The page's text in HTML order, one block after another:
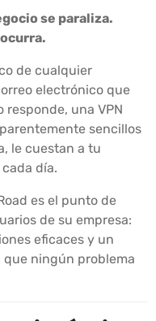
se paraliza.
de cualquier
electrónico que
responde, una VPN
sencillos
le cuestan a tu
día.
es el punto de
de su empresa:
eficaces y un
ningún problema